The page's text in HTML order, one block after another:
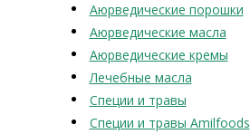
Аюрведические порошки
Аюрведические масла
Аюрведические кремы
Лечебные масла
Специи и травы
Специи и травы Amilfoods